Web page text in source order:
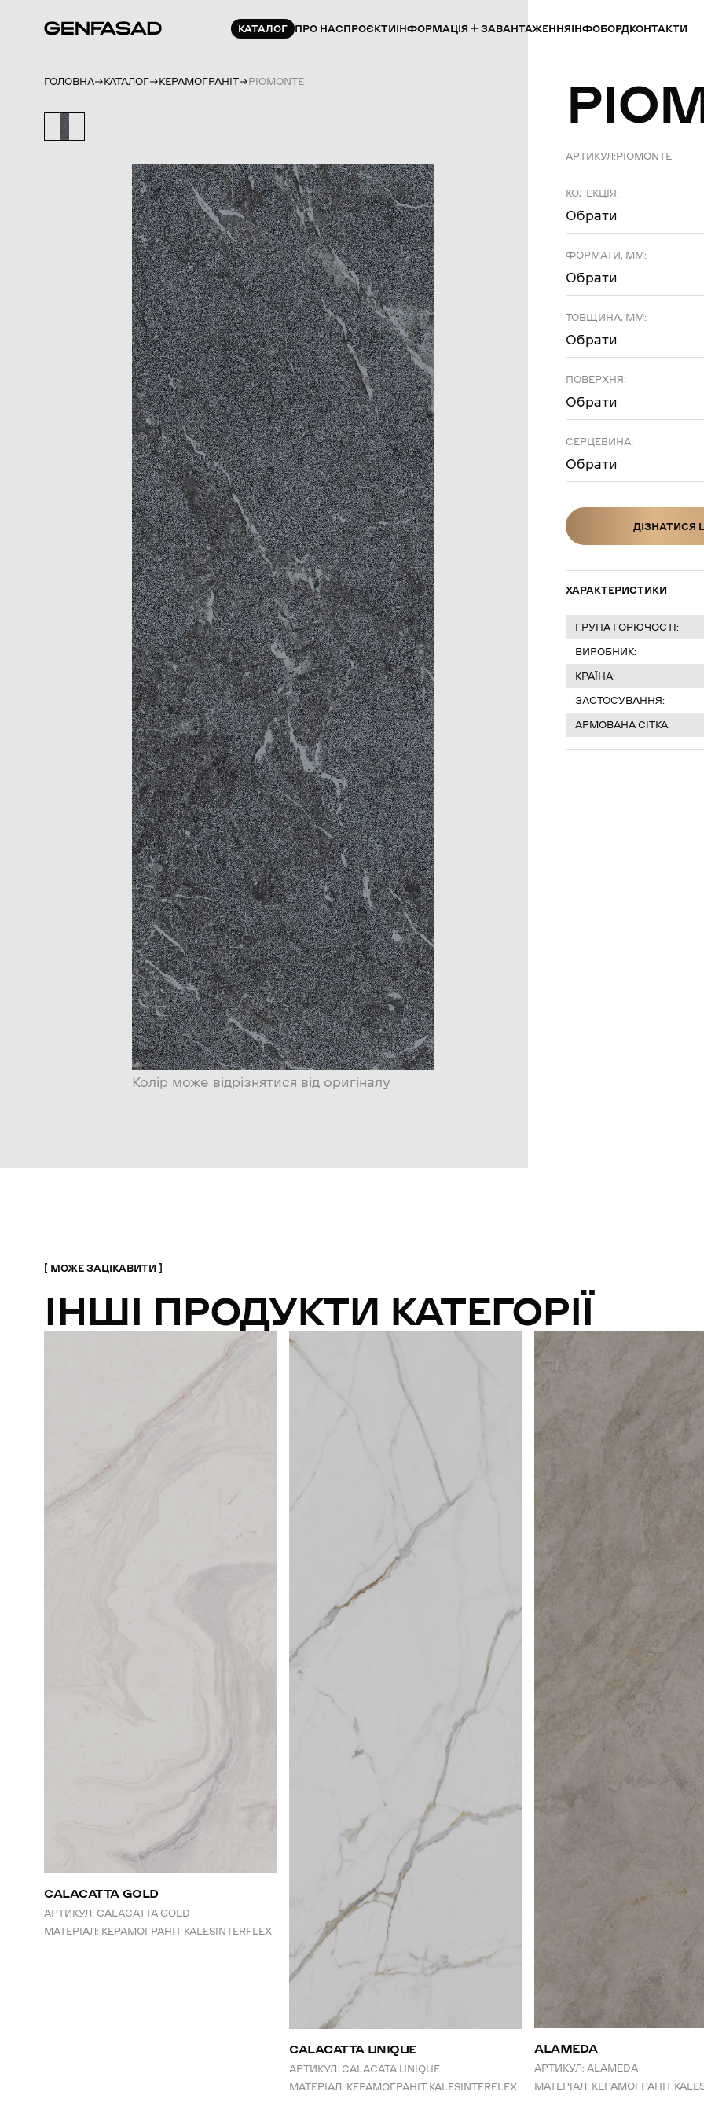
КАТАЛОГ ПРО НАСПРОЄКТИІНФОРМАЦІЯ ЗАВАНТАЖЕННЯІНФОБОРДКОНТАКТИ
ГОЛОВНА КАТАЛОГ КЕРАМОГРАНІТ PIOMONTE
Колір може відрізнятися від оригіналу
АРТИКУЛ:PIOMONTE
КОЛЕКЦІЯ:
Обрати
ФОРМАТИ, ММ:
Обрати
ТОВЩИНА, ММ:
Обрати
ПОВЕРХНЯ:
Обрати
СЕРЦЕВИНА:
Обрати
ДІЗНАТИСЯ
ХАРАКТЕРИСТИКИ
ГРУПА ГОРЮЧОСТІ:
ВИРОБНИК:
КРАЇНА:
ЗАСТОСУВАННЯ:
АРМОВАНА СІТКА:
МОЖЕ ЗАЦІКАВИТИ
ІНШІ ПРОДУКТИ КАТЕГОРІЇ
CALACATTA GOLD
АРТИКУЛ: CALACATTA GOLD
МАТЕРІАЛ: КЕРАМОГРАНІТ KALESINTERFLEX
СALACATTA UNIQUE
АРТИКУЛ: CALACATA UNIQUE
МАТЕРІАЛ: КЕРАМОГРАНІТ KALESINTERFLEX
ALAMEDA
АРТИКУЛ: ALAMEDA
МАТЕРІАЛ: КЕРАМОГРАНІТ